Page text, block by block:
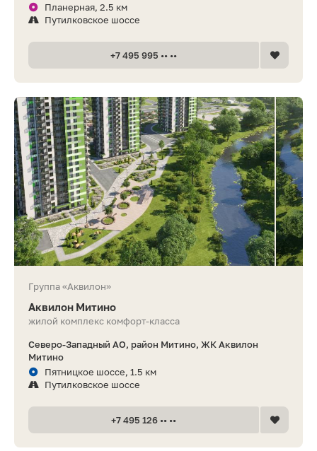
Планерная, 2.5 км
Путилковское шоссе
+7 495 995 •• ••
Группа «Аквилон»
Аквилон Митино
жилой комплекс комфорт-класса
Северо-Западный АО, район Митино, ЖК Аквилон
Митино
Пятницкое шоссе, 1.5 км
Путилковское шоссе
+7 495 126 •• ••